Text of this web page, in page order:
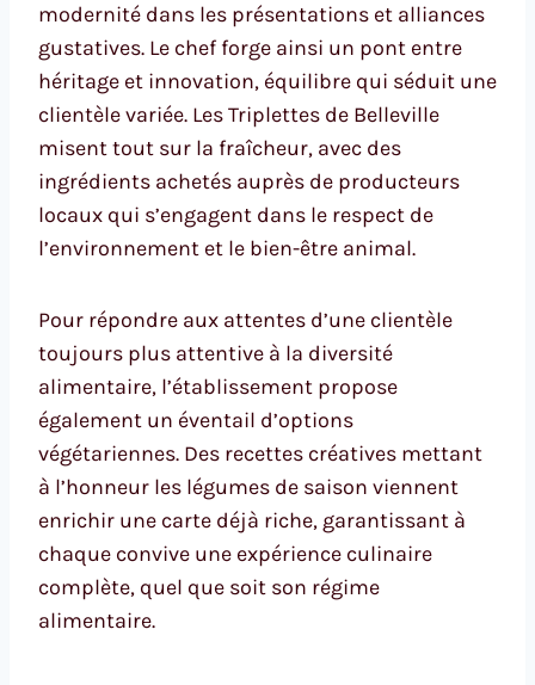
modernité dans les présentations et alliances
gustatives. Le chef forge ainsi un pont entre
héritage et innovation, équilibre qui séduit une
clientèle variée. Les Triplettes de Belleville
misent tout sur la fraîcheur, avec des
ingrédients achetés auprès de producteurs
locaux qui s’engagent dans le respect de
l’environnement et le bien-être animal.
Pour répondre aux attentes d’une clientèle
toujours plus attentive à la diversité
alimentaire, l’établissement propose
également un éventail d’options
végétariennes. Des recettes créatives mettant
à l’honneur les légumes de saison viennent
enrichir une carte déjà riche, garantissant à
chaque convive une expérience culinaire
complète, quel que soit son régime
alimentaire.